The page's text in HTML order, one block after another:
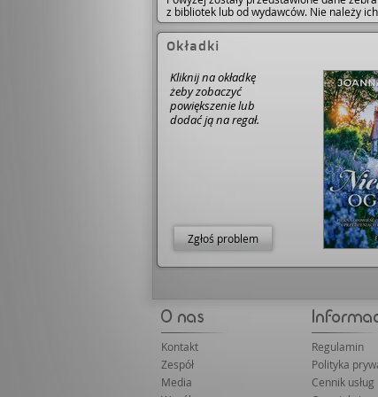
z bibliotek lub od wydawców. Nie należy
Okładki
Kliknij na okładkę
żeby zobaczyć
powiększenie lub
dodać ją na regał.
Zgłoś problem
Kontakt
Zespół
Media
Regulamin
Polityka
Cennik usług